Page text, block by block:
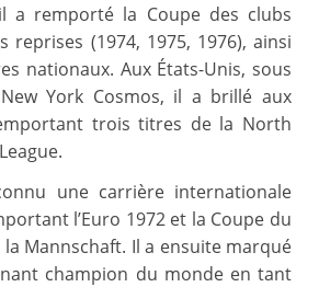
a remporté la Coupe des clubs
reprises (1974, 1975, 1976), ainsi
nationaux. Aux États-Unis, sous
York Cosmos, il a brillé aux
trois titres de la North
une carrière internationale
l’Euro 1972 et la Coupe du
la Mannschaft. Il a ensuite marqué
champion du monde en tant